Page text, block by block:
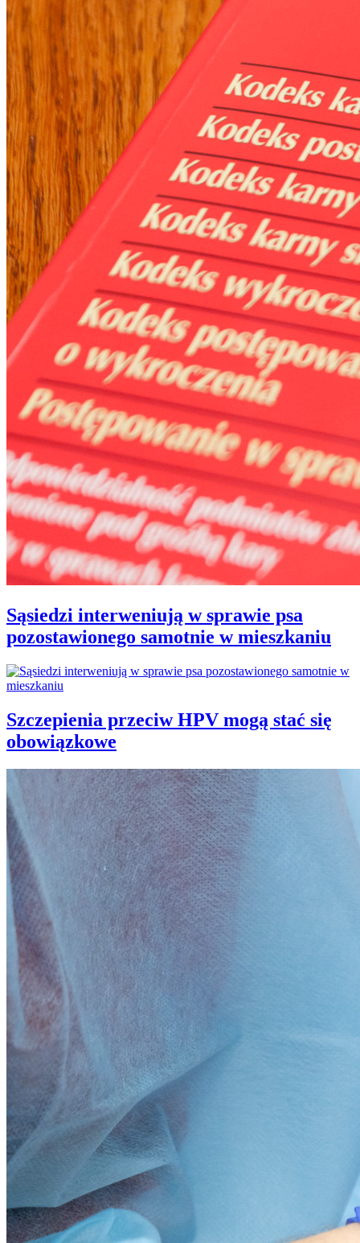
Sąsiedzi interweniują w sprawie psa
pozostawionego samotnie w mieszkaniu
Szczepienia przeciw HPV mogą stać się
obowiązkowe